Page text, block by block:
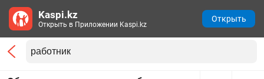
Kaspi.kz
Открыть в Приложении Kaspi.kz
Открыть